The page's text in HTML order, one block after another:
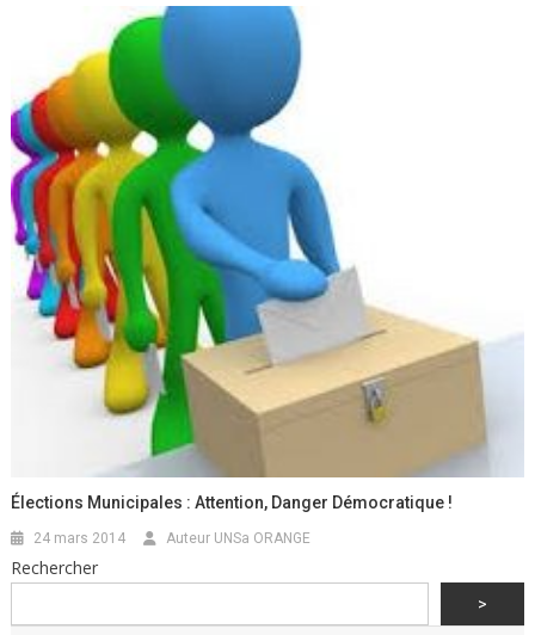
Élections Municipales : Attention, Danger Démocratique !
24 mars 2014 Auteur UNSa ORANGE
Rechercher
>